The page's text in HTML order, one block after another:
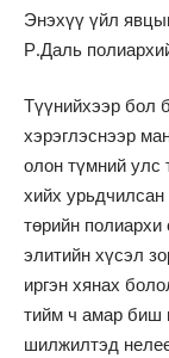
Энэхүү үйл
Р.Даль
Түүнийхээр бол
хэрэглэснээр
олон түмний улс
хийх
төрийн полиархи
элитийн хүсэл
иргэн хянах
тийм ч амар биш
шилжилтэд